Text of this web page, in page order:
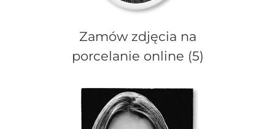
Zamów zdjęcia na
porcelanie online (5)